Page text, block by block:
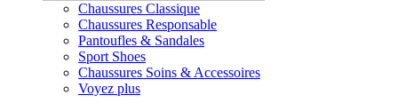
Chaussures Classique
Chaussures Responsable
Pantoufles & Sandales
Sport Shoes
Chaussures Soins & Accessoires
Voyez plus